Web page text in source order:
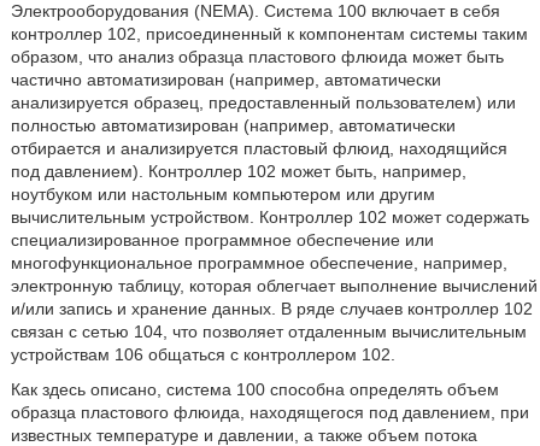
Электрооборудования (NEMA). Система 100 включает в себя
контроллер 102, присоединенный к компонентам системы таким
образом, что анализ образца пластового флюида может быть
частично автоматизирован (например, автоматически
анализируется образец, предоставленный пользователем) или
полностью автоматизирован (например, автоматически
отбирается и анализируется пластовый флюид, находящийся
под давлением). Контроллер 102 может быть, например,
ноутбуком или настольным компьютером или другим
вычислительным устройством. Контроллер 102 может содержать
специализированное программное обеспечение или
многофункциональное программное обеспечение, например,
электронную таблицу, которая облегчает выполнение вычислений
и/или запись и хранение данных. В ряде случаев контроллер 102
связан с сетью 104, что позволяет отдаленным вычислительным
устройствам 106 общаться с контроллером 102.
Как здесь описано, система 100 способна определять объем
образца пластового флюида, находящегося под давлением, при
известных температуре и давлении, а также объем потока